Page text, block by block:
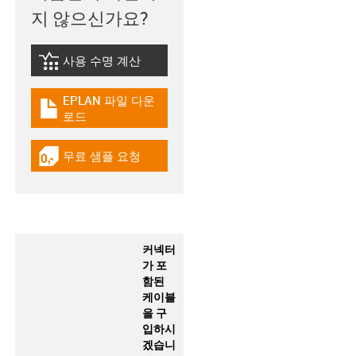
지 않으신가요?
igus-icon-lebensdauerrechner
사용 수명 계산
igus-icon-download-plan
EPLAN 파일 다운
로드
igus-icon-gratismuster
무료 샘플 요청
커넥터
가 포
함된
케이블
을 구
입하시
겠습니